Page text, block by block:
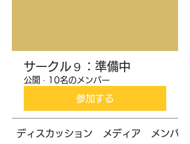
サークル９：準備中
公開 · 10名のメンバー
参加する
ディスカッション メディア メンバー